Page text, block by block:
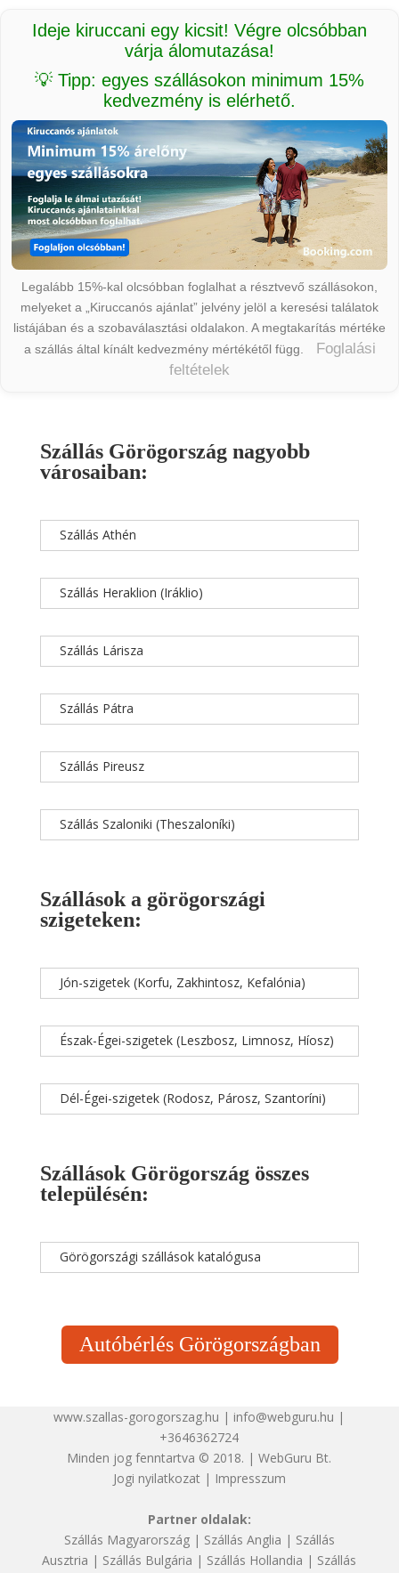
Ideje kiruccani egy kicsit! Végre olcsóbban
várja álomutazása!
💡 Tipp: egyes szállásokon minimum 15%
kedvezmény is elérhető.
Legalább 15%-kal olcsóbban foglalhat a résztvevő szállásokon,
melyeket a „Kiruccanós ajánlat” jelvény jelöl a keresési találatok
listájában és a szobaválasztási oldalakon. A megtakarítás mértéke
a szállás által kínált kedvezmény mértékétől függ.
Foglalási
feltételek
Szállás Görögország nagyobb
városaiban:
Szállás Athén
Szállás Heraklion (Iráklio)
Szállás Lárisza
Szállás Pátra
Szállás Pireusz
Szállás Szaloniki (Theszaloníki)
Szállások a görögországi
szigeteken:
Jón-szigetek (Korfu, Zakhintosz, Kefalónia)
Észak-Égei-szigetek (Leszbosz, Limnosz, Híosz)
Dél-Égei-szigetek (Rodosz, Párosz, Szantoríni)
Szállások Görögország összes
településén:
Görögországi szállások katalógusa
Autóbérlés Görögországban
www.szallas-gorogorszag.hu | info@webguru.hu |
+3646362724
Minden jog fenntartva © 2018. | WebGuru Bt.
Jogi nyilatkozat| Impresszum
Partner oldalak:
Szállás Magyarország| Szállás Anglia | Szállás
Ausztria | Szállás Bulgária | Szállás Hollandia | Szállás